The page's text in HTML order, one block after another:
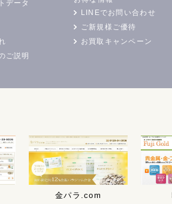
データ
ご説明
LINEでお問い合わせ
ご新規様ご優待
お買取キャンペーン
金パラ.com